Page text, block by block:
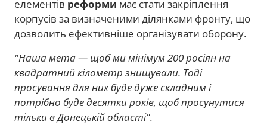
елементів реформи має стати закріплення
корпусів за визначеними ділянками фронту, що
дозволить ефективніше організувати оборону.
"Наша мета — щоб ми мінімум 200 росіян на
квадратний кілометр знищували. Тоді
просування для них буде дуже складним і
потрібно буде десятки років, щоб просунутися
тільки в Донецькій області".